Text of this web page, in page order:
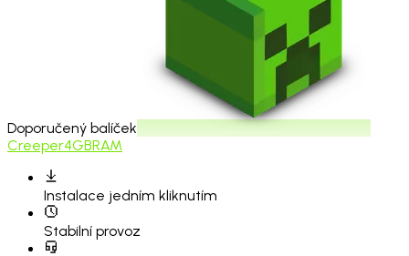
Doporučený balíček
Creeper4GBRAM
Instalace jedním kliknutím
Stabilní provoz